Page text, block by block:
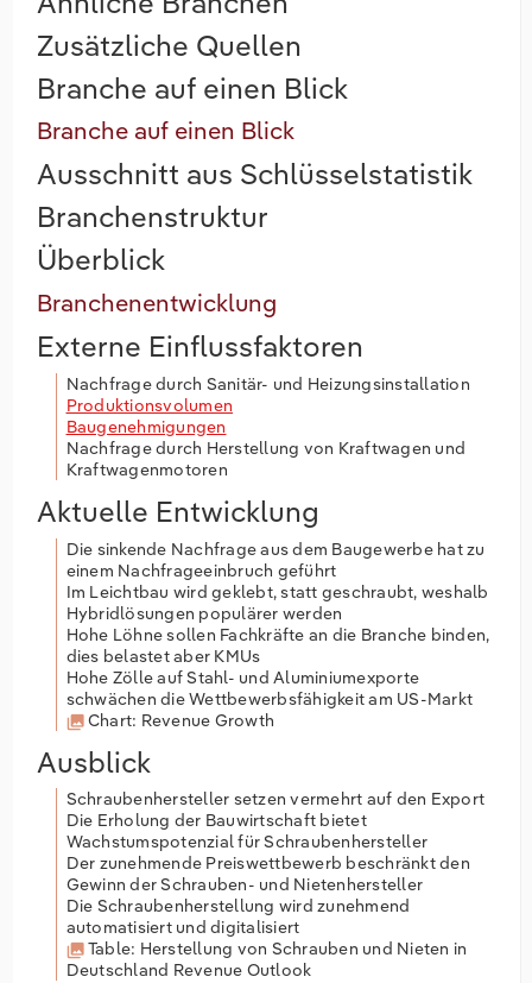
Zusätzliche Quellen
Branche auf einen Blick
Branche auf einen Blick
Ausschnitt aus Schlüsselstatistik
Branchenstruktur
Überblick
Branchenentwicklung
Externe Einflussfaktoren
Nachfrage durch Sanitär- und Heizungsinstallation
Produktionsvolumen
Baugenehmigungen
Nachfrage durch Herstellung von Kraftwagen und
Kraftwagenmotoren
Aktuelle Entwicklung
Die sinkende Nachfrage aus dem Baugewerbe hat zu
einem Nachfrageeinbruch geführt
Im Leichtbau wird geklebt, statt geschraubt, weshalb
Hybridlösungen populärer werden
Hohe Löhne sollen Fachkräfte an die Branche binden,
dies belastet aber KMUs
Hohe Zölle auf Stahl- und Aluminiumexporte
schwächen die Wettbewerbsfähigkeit am US-Markt
Chart: Revenue Growth
Ausblick
Schraubenhersteller setzen vermehrt auf den Export
Die Erholung der Bauwirtschaft bietet
Wachstumspotenzial für Schraubenhersteller
Der zunehmende Preiswettbewerb beschränkt den
Gewinn der Schrauben- und Nietenhersteller
Die Schraubenherstellung wird zunehmend
automatisiert und digitalisiert
Table: Herstellung von Schrauben und Nieten in
Deutschland Revenue Outlook